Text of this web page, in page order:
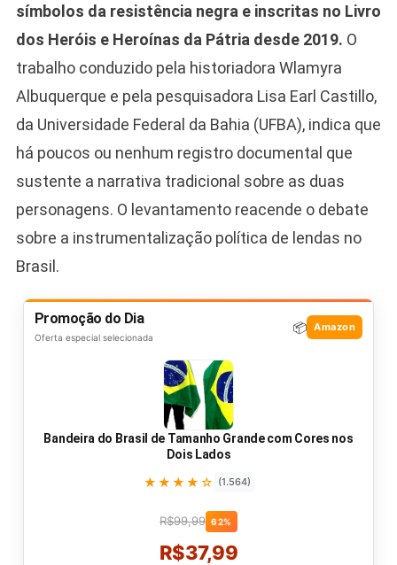
símbolos da resistência negra e inscritas no Livro
dos Heróis e Heroínas da Pátria desde 2019. O
trabalho conduzido pela historiadora Wlamyra
Albuquerque e pela pesquisadora Lisa Earl Castillo,
da Universidade Federal da Bahia (UFBA), indica que
há poucos ou nenhum registro documental que
sustente a narrativa tradicional sobre as duas
personagens. O levantamento reacende o debate
sobre a instrumentalização política de lendas no
Brasil.
Promoção do Dia
Oferta especial selecionada
📦 Amazon
Bandeira do Brasil de Tamanho Grande com Cores nos
Dois Lados
★★★★☆ (1.564)
R$99,99 62%
R$37,99